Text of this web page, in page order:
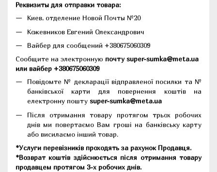
Реквизиты для отправки товара:
Киев, отделение Новой Почты №20
Кожевников Евгений Олександрович
Вайбер для сообщений +380675060309
Сообщите на электронную почту super-sumka@meta.ua
или вайбер +380675060309
Повідомте № декларації відправленої посилки та №
банківської карти для повернення коштів на
електронну пошту super-sumka@meta.ua
Після отримання товару протягом трьох робочих
днів ми повертаємо Вам гроші на банківську карту
або висилаємо інший товар.
*Услуги перевізників проходять за рахунок Продавця.
*Возврат коштів здійснюється після отримання товару
продавцем протягом 3-х робочих днів.